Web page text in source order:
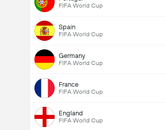
FIFA World Cup
Spain
FIFA World Cup
Germany
FIFA World Cup
France
FIFA World Cup
England
FIFA World Cup